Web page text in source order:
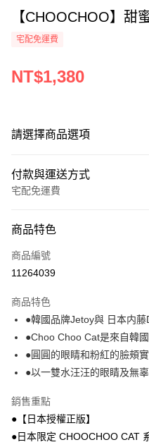
【CHOOCHOO】甜
宅配免運費
NT$1,380
請選擇商品選項
付款與運送方式
宅配免運費
全家線上支付
運送方式
本島宅配-活動商品
免運費
離島宅配-常溫商品
免運費
商品特色
商品編號
11264039
商品特色
●韓國品牌Jetoy與 日本内
●Choo Choo Cat是來自韓
●圓圓的眼睛和粉紅的臉頰
●以一雙水汪汪的眼睛及無
銷售重點
●【日本授權正版】
●日本限定 CHOOCHOO CAT